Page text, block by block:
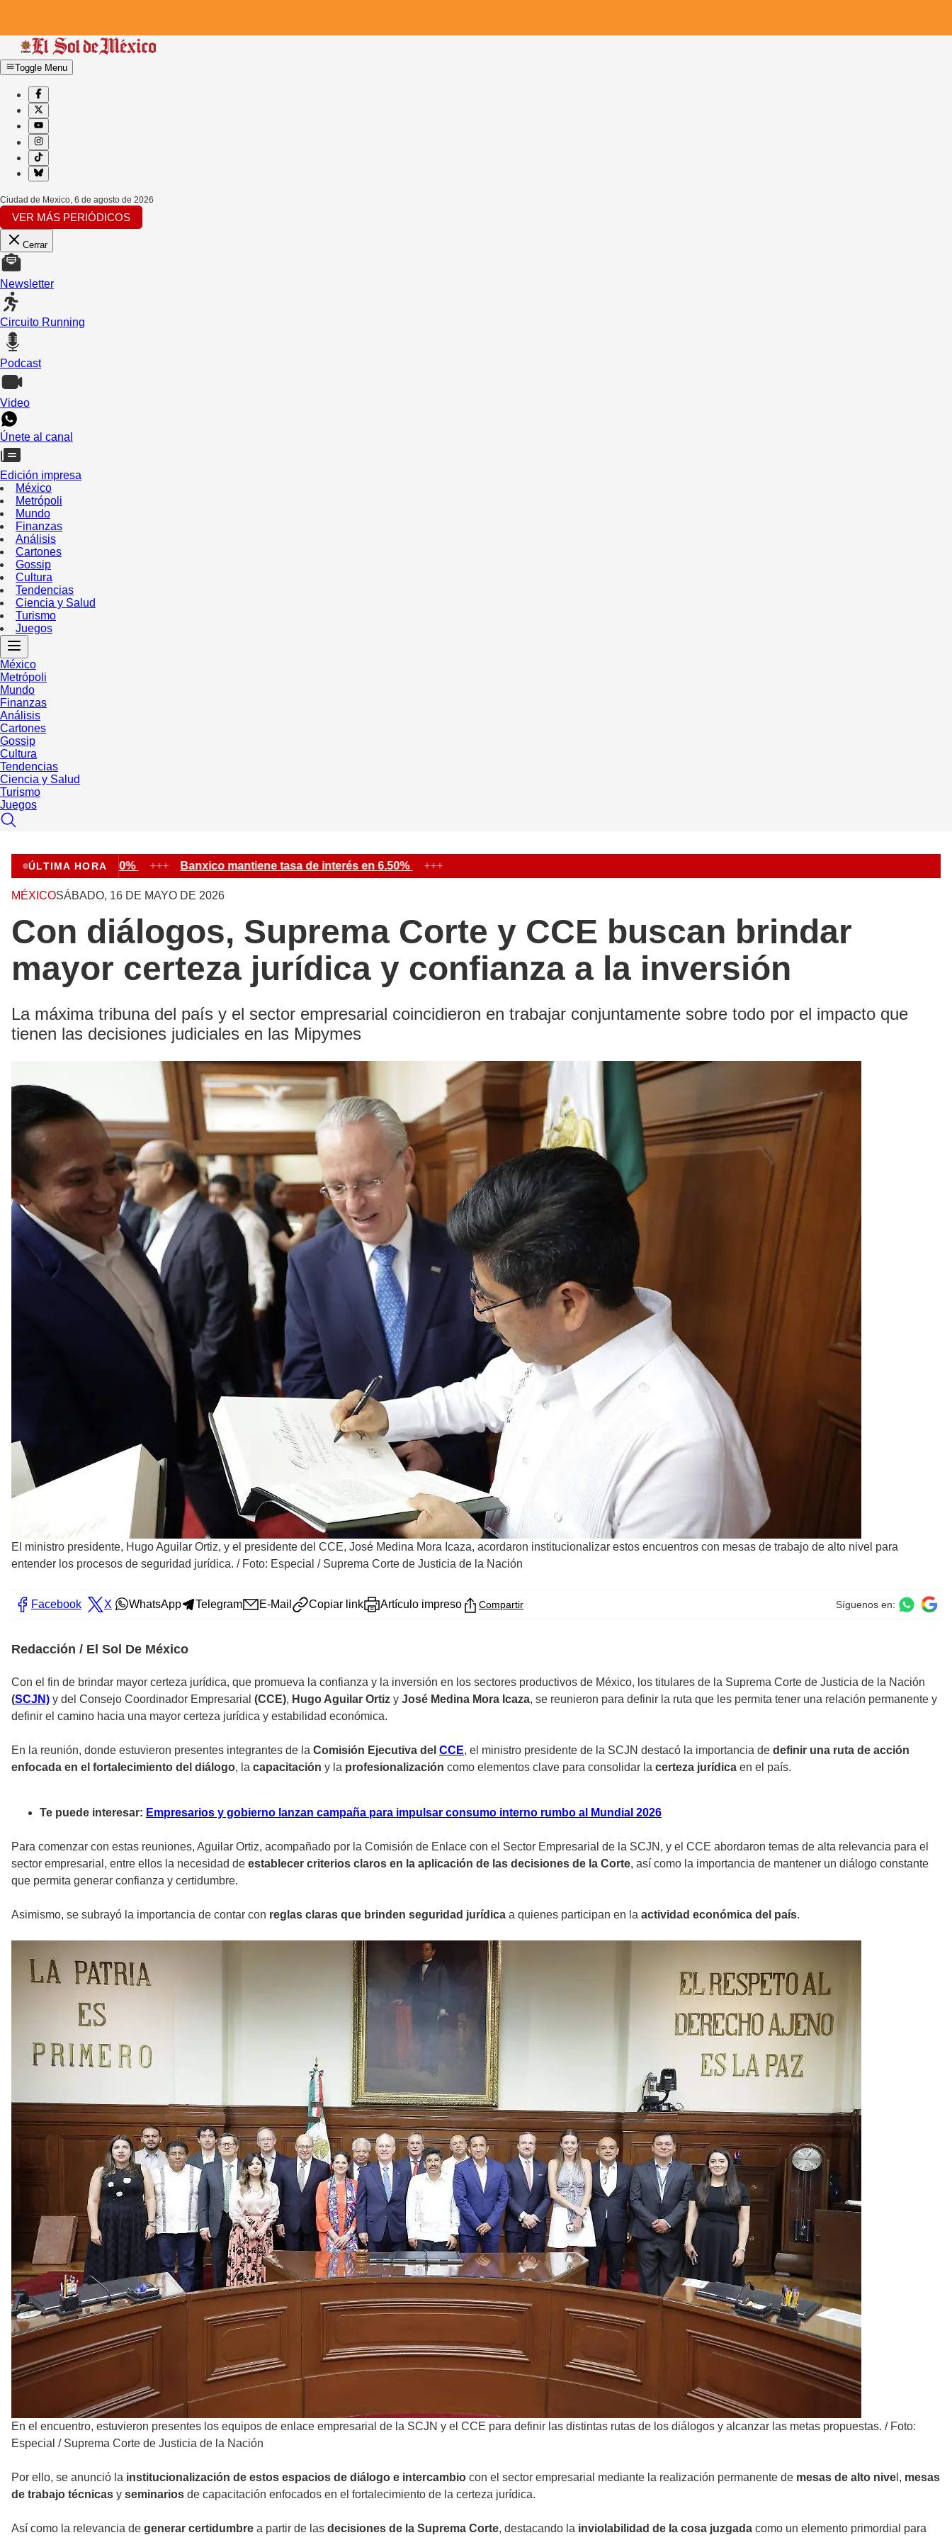
Toggle Menu
Ciudad de Mexico, 6 de agosto de 2026
VER MÁS PERIÓDICOS
Cerrar
Newsletter
Circuito Running
Podcast
Video
Únete al canal
Edición impresa
México
Metrópoli
Mundo
Finanzas
Análisis
Cartones
Gossip
Cultura
Tendencias
Ciencia y Salud
Turismo
Juegos
México
Metrópoli
Mundo
Finanzas
Análisis
Cartones
Gossip
Cultura
Tendencias
Ciencia y Salud
Turismo
Juegos
ÚLTIMA HORA
de interés en 6.50% +++ Banxico mantiene tasa de interés en 6.50% +++
MÉXICOSÁBADO, 16 DE MAYO DE 2026
Con diálogos, Suprema Corte y CCE buscan brindar
mayor certeza jurídica y confianza a la inversión
La máxima tribuna del país y el sector empresarial coincidieron en trabajar conjuntamente sobre todo por el impacto que
tienen las decisiones judiciales en las Mipymes
El ministro presidente, Hugo Aguilar Ortiz, y el presidente del CCE, José Medina Mora Icaza, acordaron institucionalizar estos encuentros con mesas de trabajo de alto nivel para
entender los procesos de seguridad jurídica. / Foto: Especial / Suprema Corte de Justicia de la Nación
Facebook X WhatsApp Telegram E-Mail Copiar link Artículo impreso Compartir Síguenos en:
Redacción / El Sol De México
Con el fin de brindar mayor certeza jurídica, que promueva la confianza y la inversión en los sectores productivos de México, los titulares de la Suprema Corte de Justicia de la Nación
(SCJN) y del Consejo Coordinador Empresarial (CCE), Hugo Aguilar Ortiz y José Medina Mora Icaza, se reunieron para definir la ruta que les permita tener una relación permanente y
definir el camino hacia una mayor certeza jurídica y estabilidad económica.
En la reunión, donde estuvieron presentes integrantes de la Comisión Ejecutiva del CCE, el ministro presidente de la SCJN destacó la importancia de definir una ruta de acción
enfocada en el fortalecimiento del diálogo, la capacitación y la profesionalización como elementos clave para consolidar la certeza jurídica en el país.
Te puede interesar: Empresarios y gobierno lanzan campaña para impulsar consumo interno rumbo al Mundial 2026
Para comenzar con estas reuniones, Aguilar Ortiz, acompañado por la Comisión de Enlace con el Sector Empresarial de la SCJN, y el CCE abordaron temas de alta relevancia para el
sector empresarial, entre ellos la necesidad de establecer criterios claros en la aplicación de las decisiones de la Corte, así como la importancia de mantener un diálogo constante
que permita generar confianza y certidumbre.
Asimismo, se subrayó la importancia de contar con reglas claras que brinden seguridad jurídica a quienes participan en la actividad económica del país.
En el encuentro, estuvieron presentes los equipos de enlace empresarial de la SCJN y el CCE para definir las distintas rutas de los diálogos y alcanzar las metas propuestas. / Foto:
Especial / Suprema Corte de Justicia de la Nación
Por ello, se anunció la institucionalización de estos espacios de diálogo e intercambio con el sector empresarial mediante la realización permanente de mesas de alto nive l, mesas
de trabajo técnicas y seminarios de capacitación enfocados en el fortalecimiento de la certeza jurídica.
Así como la relevancia de generar certidumbre a partir de las decisiones de la Suprema Corte, destacando la inviolabilidad de la cosa juzgada como un elemento primordial para